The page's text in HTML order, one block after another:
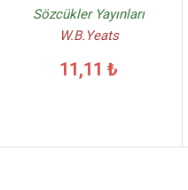
Sözcükler Yayınları
W.B.Yeats
11,11 ₺